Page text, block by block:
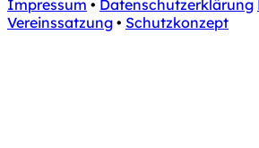
Impressum • Datenschutzerklärung
Vereinssatzung • Schutzkonzept